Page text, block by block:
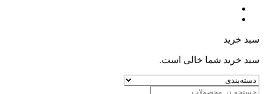
سبد خرید
سبد خرید شما خالی است.